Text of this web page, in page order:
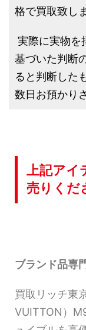
格で買取致し
実際に実物を
基づいた判断
ると判断した
数日お預かり
上記アイ
売りくだ
ブランド品専
買取リッチ東
VUITTON）